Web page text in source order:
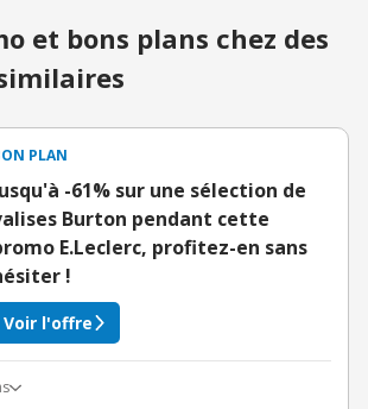
et bons plans chez des
PLAN
-61% sur une sélection de
Burton pendant cette
E.Leclerc, profitez-en sans
!
Voir l'offre